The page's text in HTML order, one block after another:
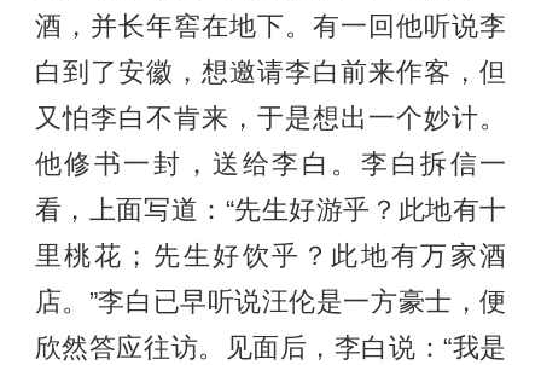
酒，并长年窖在地下。有一回他听说李
白到了安徽，想邀请李白前来作客，但
又怕李白不肯来，于是想出一个妙计。
他修书一封，送给李白。李白拆信一
看，上面写道：“先生好游乎？此地有十
里桃花；先生好饮乎？此地有万家酒
店。”李白已早听说汪伦是一方豪士，便
欣然答应往访。见面后，李白说：“我是